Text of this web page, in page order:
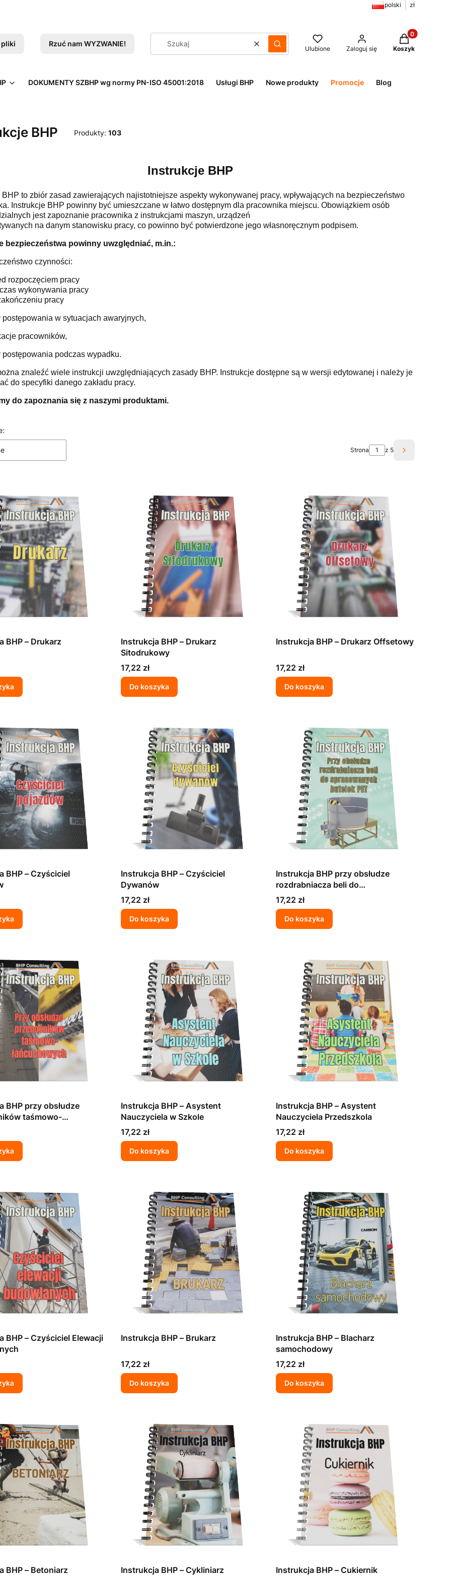
polski zł
pliki Rzuć nam WYZWANIE! WyczyśćSzukaj Ulubione Zaloguj się
Produkty w
Koszyk
DOKUMENTY SZBHP wg normy PN-ISO 45001:2018 Usługi BHP Nowe produkty Promocje Blog
BHP Produkty: 103
Instrukcje BHP
BHP to zbiór zasad zawierających najistotniejsze aspekty wykonywanej pracy, wpływających na bezpieczeństwo
Instrukcje BHP powinny być umieszczane w łatwo dostępnym dla pracownika miejscu. Obowiązkiem osób
jest zapoznanie pracownika z instrukcjami maszyn, urządzeń
na danym stanowisku pracy, co powinno być potwierdzone jego własnoręcznym podpisem.
bezpieczeństwa powinny uwzględniać, m.in.:
czynności:
rozpoczęciem pracy
wykonywania pracy
pracy
postępowania w sytuacjach awaryjnych,
pracowników,
postępowania podczas wypadku.
znaleźć wiele instrukcji uwzględniających zasady BHP. Instrukcje dostępne są w wersji edytowanej i należy je
do specyfiki danego zakładu pracy.
do zapoznania się z naszymi produktami.
Strona z 5 Następne
BHP – Drukarz
Instrukcja BHP – Drukarz
Sitodrukowy
Cena
17,22 zł
Do koszyka
Instrukcja BHP – Drukarz Offsetowy
Cena
17,22 zł
Do koszyka
BHP – Czyściciel
Instrukcja BHP – Czyściciel
Dywanów
Cena
17,22 zł
Do koszyka
Instrukcja BHP przy obsłudze
rozdrabniacza beli do
sprasowanych butelek PET
Cena
17,22 zł
Do koszyka
BHP przy obsłudze
taśmowo-
Instrukcja BHP – Asystent
Nauczyciela w Szkole
Cena
17,22 zł
Do koszyka
Instrukcja BHP – Asystent
Nauczyciela Przedszkola
Cena
17,22 zł
Do koszyka
BHP – Czyściciel Elewacji
Instrukcja BHP – Brukarz
Cena
17,22 zł
Do koszyka
Instrukcja BHP – Blacharz
samochodowy
Cena
17,22 zł
Do koszyka
BHP – Betoniarz Instrukcja BHP – Cykliniarz Instrukcja BHP – Cukiernik